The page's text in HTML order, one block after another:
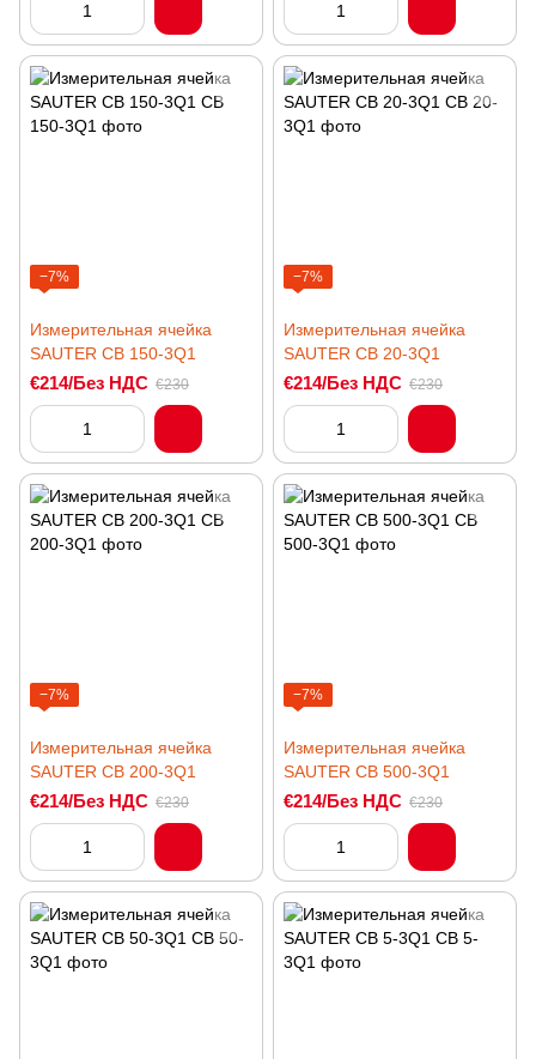
−7%
Измерительная ячейка
SAUTER CB 150-3Q1
€214/Без НДС €230
−7%
Измерительная ячейка
SAUTER CB 20-3Q1
€214/Без НДС €230
−7%
Измерительная ячейка
SAUTER CB 200-3Q1
€214/Без НДС €230
−7%
Измерительная ячейка
SAUTER CB 500-3Q1
€214/Без НДС €230